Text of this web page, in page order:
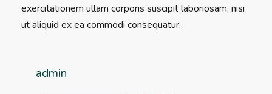
exercitationem ullam corporis suscipit laboriosam, nisi
ut aliquid ex ea commodi consequatur.
admin